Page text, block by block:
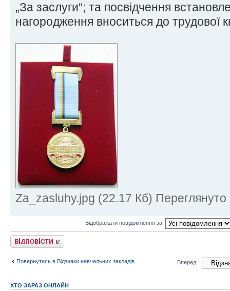
„За заслуги“; та посвідчення
нагородження вноситься до трудової
Za_zasluhy.jpg (22.17 Кб) Переглянуто
Відображати повідомлення за:
Відповісти
Повернутись в Відзнаки навчальних закладів Вперед:
ХТО ЗАРАЗ ОНЛАЙН